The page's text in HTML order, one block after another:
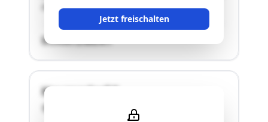
Jetzt freischalten
Hauzendorf 8, 9761 Greifenburg."
SCHÄTZWERT
Hauzendorf 8